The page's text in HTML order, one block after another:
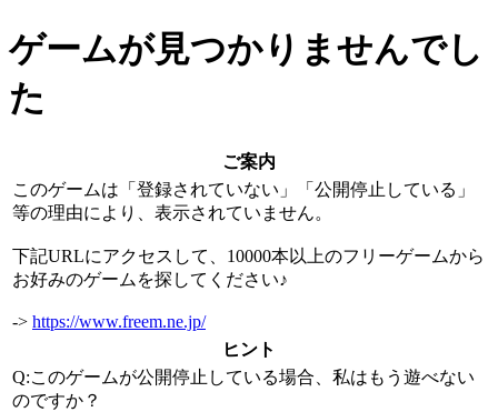
ゲームが見つかりませんでし
た
ご案内
このゲームは「登録されていない」「公開停止している」
等の理由により、表示されていません。
下記URLにアクセスして、10000本以上のフリーゲームから
お好みのゲームを探してください♪
-> https://www.freem.ne.jp/
ヒント
Q:このゲームが公開停止している場合、私はもう遊べない
のですか？